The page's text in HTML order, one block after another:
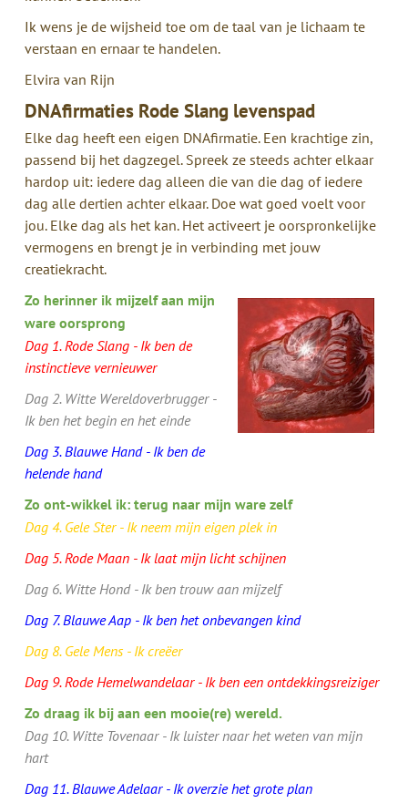
Ik wens je de wijsheid toe om de taal van je lichaam te
verstaan en ernaar te handelen.
Elvira van Rijn
DNAfirmaties Rode Slang levenspad
Elke dag heeft een eigen DNAfirmatie. Een krachtige zin,
passend bij het dagzegel. Spreek ze steeds achter elkaar
hardop uit: iedere dag alleen die van die dag of iedere
dag alle dertien achter elkaar. Doe wat goed voelt voor
jou. Elke dag als het kan. Het activeert je oorspronkelijke
vermogens en brengt je in verbinding met jouw
creatiekracht.
Zo herinner ik mijzelf aan mijn
ware oorsprong
Dag 1. Rode Slang - Ik ben de
instinctieve vernieuwer
Dag 2. Witte Wereldoverbrugger -
Ik ben het begin en het einde
Dag 3. Blauwe Hand - Ik ben de
helende hand
Zo ont-wikkel ik: terug naar mijn ware zelf
Dag 4. Gele Ster - Ik neem mijn eigen plek in
Dag 5. Rode Maan - Ik laat mijn licht schijnen
Dag 6. Witte Hond - Ik ben trouw aan mijzelf
Dag 7. Blauwe Aap - Ik ben het onbevangen kind
Dag 8. Gele Mens - Ik creëer
Dag 9. Rode Hemelwandelaar - Ik ben een ontdekkingsreiziger
Zo draag ik bij aan een mooie(re) wereld.
Dag 10. Witte Tovenaar - Ik luister naar het weten van mijn
hart
Dag 11. Blauwe Adelaar - Ik overzie het grote plan